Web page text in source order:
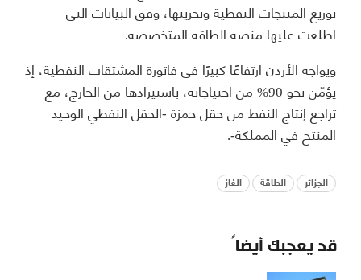
توزيع المنتجات النفطية وتخزينها، وفق البيانات التي
اطلعت عليها منصة الطاقة المتخصصة.
ويواجه الأردن ارتفاعًا كبيرًا في فاتورة المشتقات النفطية، إذ
يؤمّن نحو 90% من احتياجاته، باستيرادها من الخارج، مع
تراجع إنتاج النفط من حقل حمزة -الحقل النفطي الوحيد
المنتج في المملكة-.
الجزائر الطاقة الغاز
قد يعجبك أيضاً